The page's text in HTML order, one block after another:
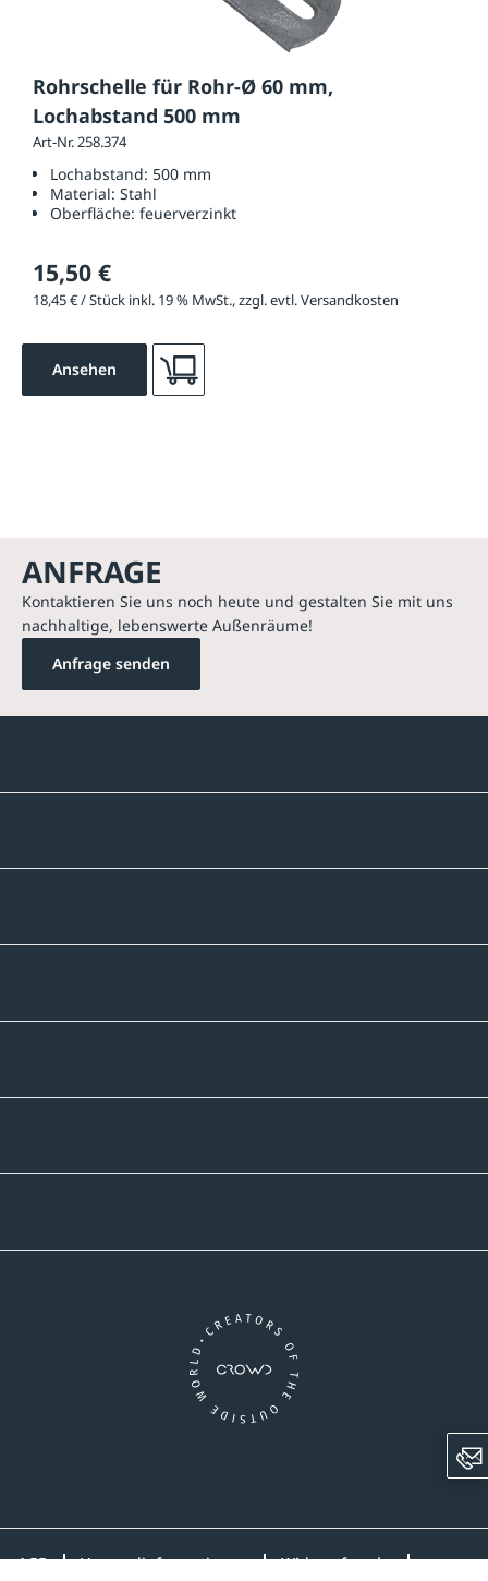
Rohrschelle für Rohr-Ø 60 mm,
Lochabstand 500 mm
Art-Nr. 258.374
Lochabstand: 500 mm
Material: Stahl
Oberfläche: feuerverzinkt
15,50 €
18,45 € / Stück inkl. 19 % MwSt., zzgl. evtl. Versandkosten
Ansehen
ANFRAGE
Kontaktieren Sie uns noch heute und gestalten Sie mit uns
nachhaltige, lebenswerte Außenräume!
Anfrage senden
AGB Versandinformationen Widerrufsrecht